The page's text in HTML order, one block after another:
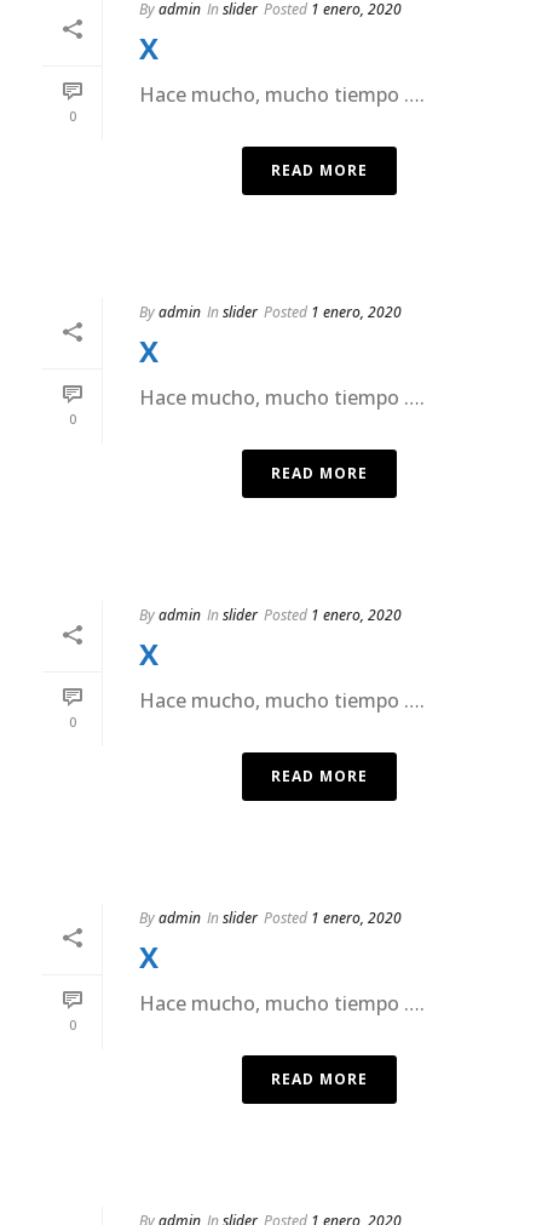
0
Byadmin Inslider Posted 1 enero, 2020
X
Hace mucho, mucho tiempo ….
READ MORE
0
Byadmin Inslider Posted 1 enero, 2020
X
Hace mucho, mucho tiempo ….
READ MORE
0
Byadmin Inslider Posted 1 enero, 2020
X
Hace mucho, mucho tiempo ….
READ MORE
0
Byadmin Inslider Posted 1 enero, 2020
X
Hace mucho, mucho tiempo ….
READ MORE
Byadmin Inslider Posted 1 enero, 2020